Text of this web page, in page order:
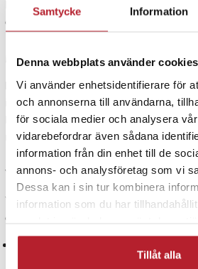
Samtycke Information
Denna webbplats använder cookies
Vi använder enhetsidentifierare för
och annonserna till användarna,
för sociala medier och analysera
vidarebefordrar även sådana
information från din enhet till de
annons- och analysföretag som vi
Dessa kan i sin tur kombinera
information som du har
Tillåt alla
Rätt skötsel ger flera års problemfri
eller räckviddsoro.
Miljö och återvinning
Litiumbatterier till elcyklarska
insamlingsplats – aldrig i hushållssopor.
hantering och erbjuder gärna rådgivning
miljöval.
Varför köpa elcykelbatterier hos oss?
Vi erbjuderkvalitetssäkrade batterier
ersättning och uppgradering. Hos oss får du:
För Bosch,